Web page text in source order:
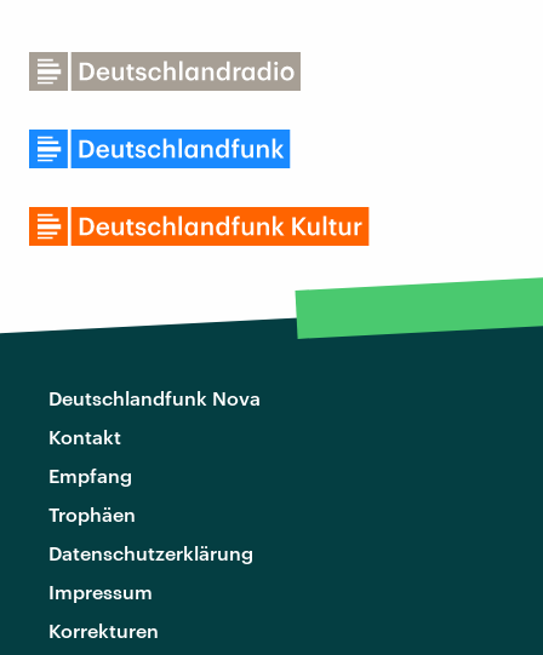
Deutschlandfunk Nova
Kontakt
Empfang
Trophäen
Datenschutzerklärung
Impressum
Korrekturen